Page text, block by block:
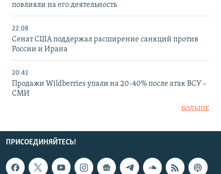
повлияли на его деятельность
22:08
Сенат США поддержал расширение санкций против
России и Ирана
20:41
Продажи Wildberries упали на 20-40% после атак ВСУ –
СМИ
БОЛЬШЕ
ПРИСОЕДИНЯЙТЕСЬ!